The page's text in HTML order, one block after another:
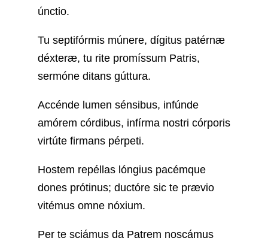
únctio.
Tu septifórmis múnere, dígitus patérnæ
déxteræ, tu rite promíssum Patris,
sermóne ditans gúttura.
Accénde lumen sénsibus, infúnde
amórem córdibus, infírma nostri córporis
virtúte firmans pérpeti.
Hostem repéllas lóngius pacémque
dones prótinus; ductóre sic te prævio
vitémus omne nóxium.
Per te sciámus da Patrem noscámus